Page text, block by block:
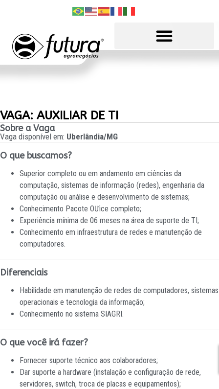
VAGA: AUXILIAR DE TI
Sobre a Vaga
Vaga disponível em: Uberlândia/MG
O que buscamos?
Superior completo ou em andamento em ciências da
computação, sistemas de informação (redes), engenharia da
computação ou análise e desenvolvimento de sistemas;
Conhecimento Pacote OƯice completo;
Experiência mínima de 06 meses na área de suporte de TI;
Conhecimento em infraestrutura de redes e manutenção de
computadores.
Diferenciais
Habilidade em manutenção de redes de computadores, sistemas
operacionais e tecnologia da informação;
Conhecimento no sistema SIAGRI.
O que você irá fazer?
Fornecer suporte técnico aos colaboradores;
Dar suporte a hardware (instalação e configuração de rede,
servidores, switch, troca de placas e equipamentos);